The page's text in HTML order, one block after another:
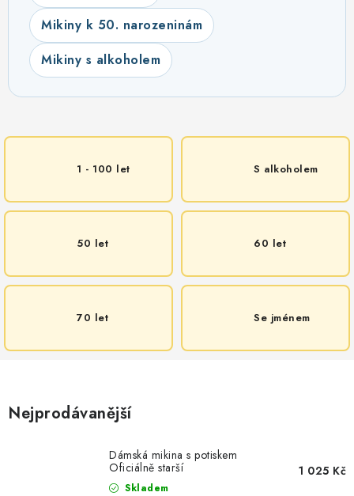
Mikiny k 50. narozeninám
Mikiny s alkoholem
1 - 100 let S alkoholem
50 let 60 let
70 let Se jménem
Nejprodávanější
Dámská mikina s potiskem
Oficiálně starší
Skladem
1 025 Kč